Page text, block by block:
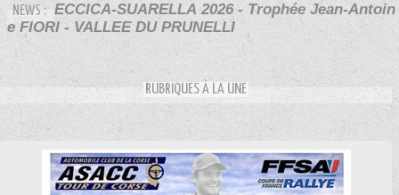
NEWS : ECCICA-SUARELLA 2026 - Trophée Jean-Antoin
e FIORI - VALLEE DU PRUNELLI
RUBRIQUES À LA UNE